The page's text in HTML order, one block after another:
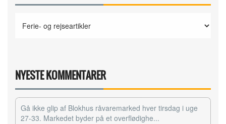
NYESTE KOMMENTARER
Gå ikke glip af Blokhus råvaremarked hver tirsdag i uge
27-33. Markedet byder på et overflødighe...